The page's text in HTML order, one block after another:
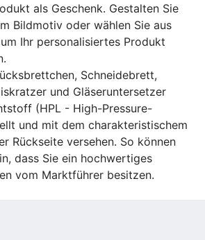
als Geschenk. Gestalten Sie
Bildmotiv oder wählen Sie aus
Ihr personalisiertes Produkt
Schneidebrett,
und Gläseruntersetzer
(HPL - High-Pressure-
und mit dem charakteristischem
Rückseite versehen. So können
dass Sie ein hochwertiges
vom Marktführer besitzen.